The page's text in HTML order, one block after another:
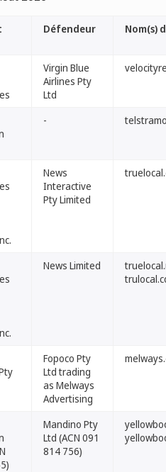
Défendeur Nom(s)
Virgin Blue
Airlines Pty
Ltd
-
News
Interactive
Pty Limited
News Limited
Fopoco Pty
Ltd trading
as Melways
Advertising
Mandino Pty
Ltd (ACN 091
814 756)